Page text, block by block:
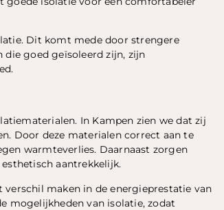
Dit komt mede door strengere
goed geïsoleerd zijn, zijn
In Kampen zien we dat zij
Door deze materialen correct aan te
warmteverlies. Daarnaast zorgen
aantrekkelijk.
maken in de energieprestatie van
mogelijkheden van isolatie, zodat